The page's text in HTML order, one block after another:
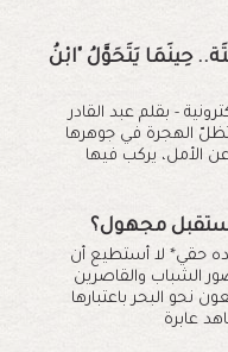
حِينَمَا يَتَحَوَّلُ "ابْنُ
- بقلم عبد القادر
الهجرة في جوهرها
الأمل، يركب فيها
مجهول؟
حقي* لا أستطيع أن
الشباب والقاصرين
نحو البحر باعتبارها
عابرة